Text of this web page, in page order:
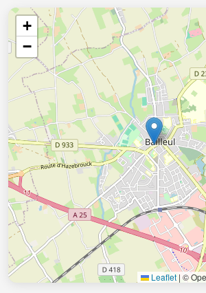
+
−
Leaflet | ©